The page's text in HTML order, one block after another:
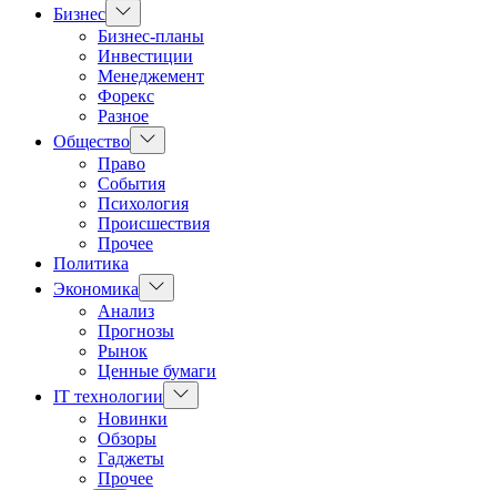
Бизнес Показать
подменю
Бизнес-планы
Инвестиции
Менеджемент
Форекс
Разное
Общество Показать
подменю
Право
События
Психология
Происшествия
Прочее
Политика
Экономика
Показать
подменю
Анализ
Прогнозы
Рынок
Ценные бумаги
IT технологии
Показать
подменю
Новинки
Обзоры
Гаджеты
Прочее